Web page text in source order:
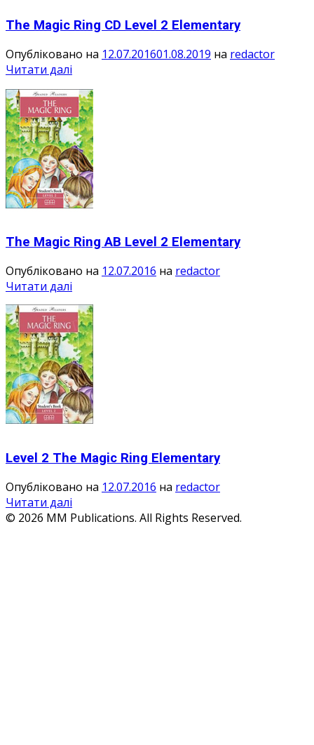
The Magic Ring CD Level 2 Elementary
Опубліковано на 12.07.201601.08.2019 на redactor
Читати далі
The Magic Ring AB Level 2 Elementary
Опубліковано на 12.07.2016 на redactor
Читати далі
Level 2 The Magic Ring Elementary
Опубліковано на 12.07.2016 на redactor
Читати далі
© 2026 MM Publications. All Rights Reserved.